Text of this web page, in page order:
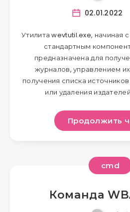
02.01.2022
Утилита wevtutil.exe, начиная
стандартным
предназначена для
журналов, управлением
получения списка
или удаления
Продолжить
cmd
Команда